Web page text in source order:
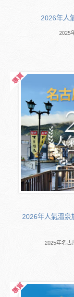
2026年人
2025
2026年人氣溫泉
2025年名古